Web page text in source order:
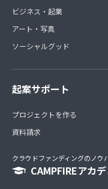
ビジネス・起業
アート・写真
ソーシャルグッド
起案サポート
プロジェクトを作る
資料請求
クラウドファンディングのノウ
CAMPFIREアカ